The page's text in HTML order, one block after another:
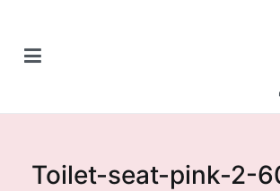
Toilet-seat-pink-2-